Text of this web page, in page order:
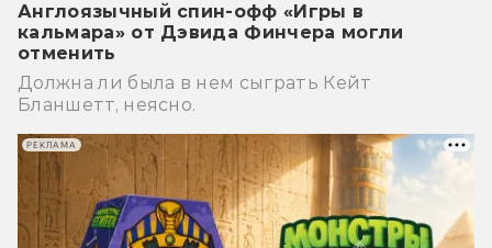
Англоязычный спин-офф «Игры в
кальмара» от Дэвида Финчера могли
отменить
Должна ли была в нем сыграть Кейт
Бланшетт, неясно.
РЕКЛАМА